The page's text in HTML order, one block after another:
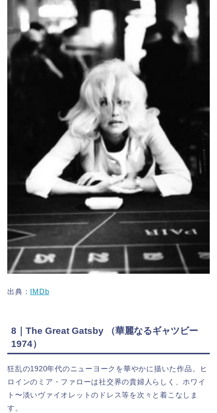
出典： IMDb
8｜The Great Gatsby （華麗なるギャツビー
1974）
狂乱の1920年代のニューヨークを華やかに描いた作品。ヒ
ロインのミア・ファローは社交界の貴婦人らしく、ホワイ
ト〜淡いヴァイオレットのドレス等を次々と着こなしま
す。